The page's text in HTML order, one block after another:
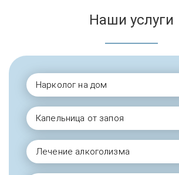
Наши услуги
Нарколог на дом
Капельница от запоя
Лечение алкоголизма